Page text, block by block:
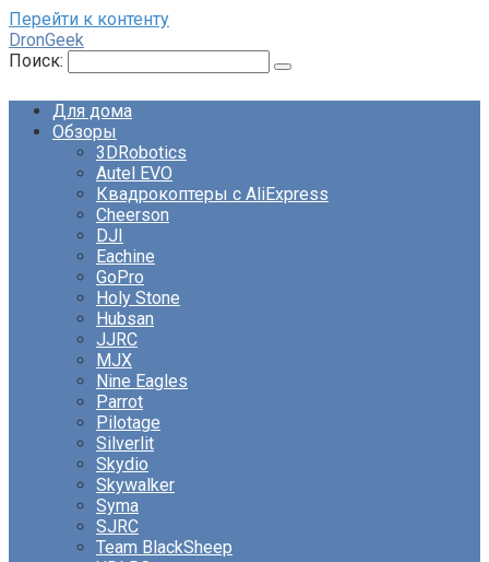
Перейти к контенту
DronGeek
Поиск:
Для дома
Обзоры
3DRobotics
Autel EVO
Квадрокоптеры с AliExpress
Cheerson
DJI
Eachine
GoPro
Holy Stone
Hubsan
JJRC
MJX
Nine Eagles
Parrot
Pilotage
Silverlit
Skydio
Skywalker
Syma
SJRC
Team BlackSheep